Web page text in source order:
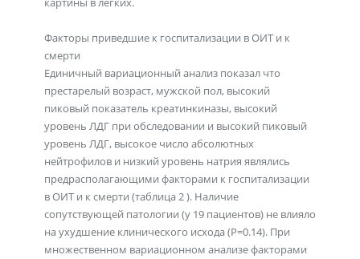
Факторы приведшие к госпитализации в ОИТ и к
смерти
Единичный вариационный анализ показал что
престарелый возраст, мужской пол, высокий
пиковый показатель креатинкиназы, высокий
уровень ЛДГ при обследовании и высокий пиковый
уровень ЛДГ, высокое число абсолютных
нейтрофилов и низкий уровень натрия являлись
предрасполагающими факторами к госпитализации
в ОИТ и к смерти (таблица 2 ). Наличие
сопутствующей патологии (у 19 пациентов) не влияло
на ухудшение клинического исхода (Р=0.14). При
множественном вариационном анализе факторами